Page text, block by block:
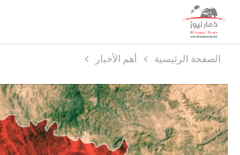
الصفحة الرئيسية أهم الأخبار